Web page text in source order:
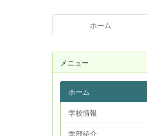
ホーム
メニュー
ホーム
学校情報
学部紹介